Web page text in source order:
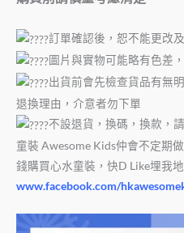
訂單確認後，恕不能更改
圖片與實物可能略有色差
出貨前會先檢查貨品有無
退換理由，介意者勿下單
不設退貨，換碼，換款，
童裝 Awesome Kids仲會不定期
錢購買心水童裝，快D Like埋我地
www.facebook.com/